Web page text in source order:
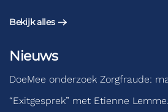
Bekijk alles
Nieuws
DoeMee onderzoek Zorgfraude:
“Exitgesprek” met Etienne